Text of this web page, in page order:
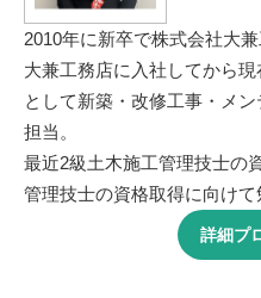
2010年に新卒で株式会社大兼
大兼工務店に入社してから
として新築・改修工事・メ
担当。
最近2級土木施工管理技士の
管理技士の資格取得に向けて
詳細プ